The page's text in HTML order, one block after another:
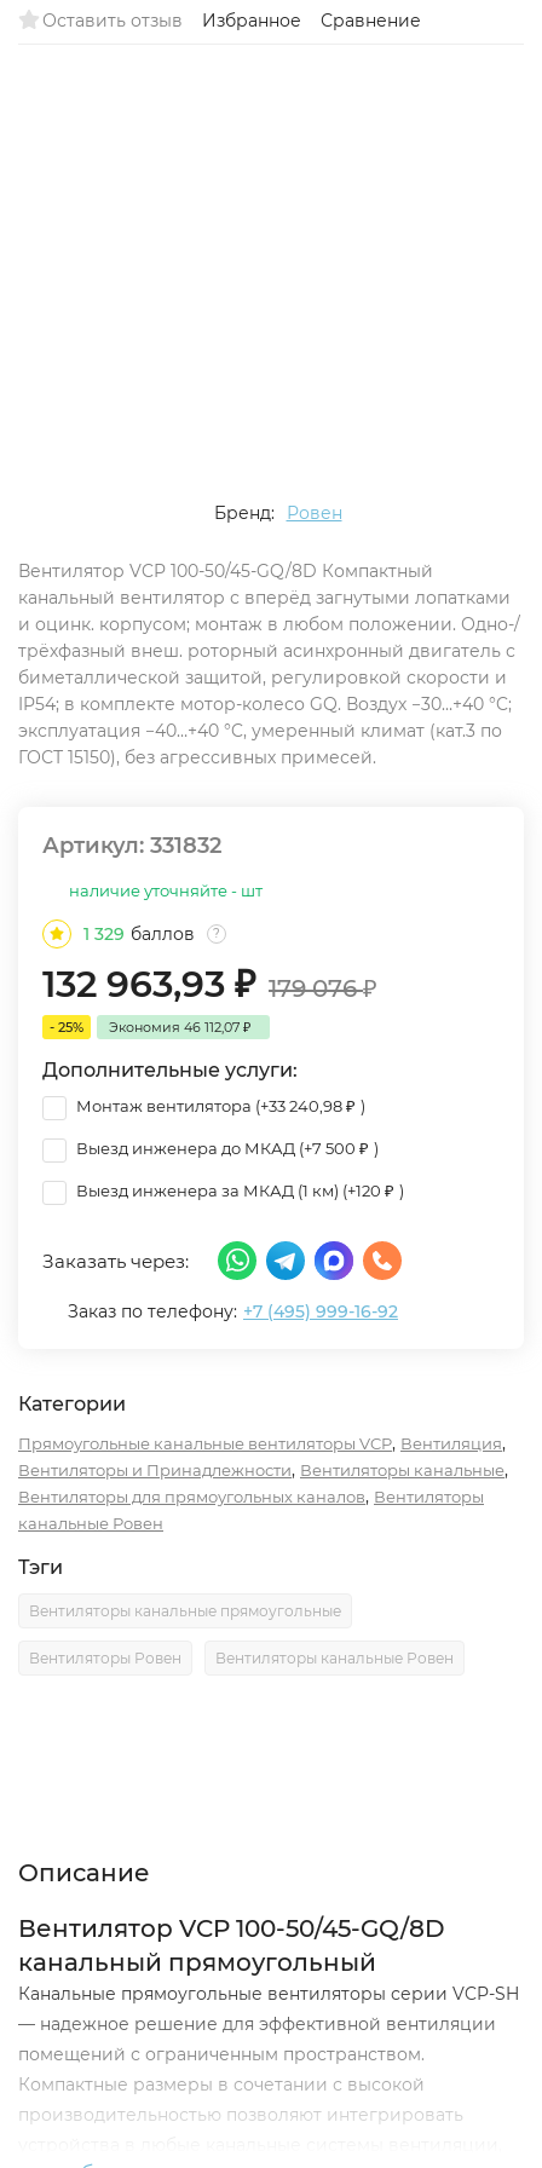
Оставить отзыв Избранное Сравнение
Бренд: Ровен
Вентилятор VCP 100-50/45-GQ/8D Компактный
канальный вентилятор с вперёд загнутыми лопатками
и оцинк. корпусом; монтаж в любом положении. Одно-/
трёхфазный внеш. роторный асинхронный двигатель с
биметаллической защитой, регулировкой скорости и
IP54; в комплекте мотор-колесо GQ. Воздух −30…+40 °C;
эксплуатация −40…+40 °C, умеренный климат (кат.3 по
ГОСТ 15150), без агрессивных примесей.
Артикул: 331832
наличие уточняйте - шт
1 329 баллов ?
132 963,93 ₽ 179 076₽
- 25% Экономия 46 112,07 ₽
Дополнительные услуги:
Монтаж вентилятора (+33 240,98₽ )
Выезд инженера до МКАД (+7 500 ₽ )
Выезд инженера за МКАД (1 км) (+120 ₽ )
Заказать через:
Заказ по телефону: +7 (495) 999-16-92
Категории
Прямоугольные канальные вентиляторы VCP, Вентиляция,
Вентиляторы и Принадлежности, Вентиляторы канальные,
Вентиляторы для прямоугольных каналов, Вентиляторы
канальные Ровен
Тэги
Вентиляторы канальные прямоугольные
Вентиляторы Ровен Вентиляторы канальные Ровен
Описание
Вентилятор VCP 100-50/45-GQ/8D
канальный прямоугольный
Канальные прямоугольные вентиляторы серии VCP-SH
— надежное решение для эффективной вентиляции
помещений с ограниченным пространством.
Компактные размеры в сочетании с высокой
производительностью позволяют интегрировать